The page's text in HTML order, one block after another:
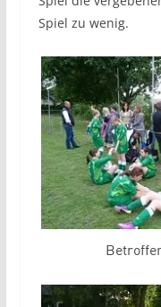
Spiel zu wenig.